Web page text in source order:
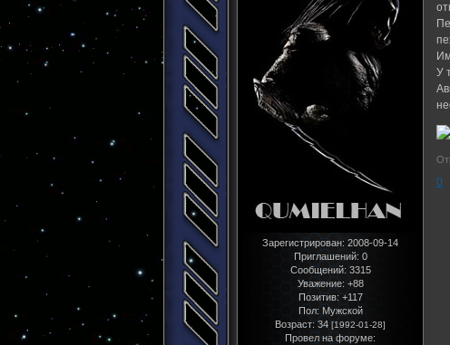
Зарегистрирован: 2008-09-14
Приглашений: 0
Сообщений: 3315
Уважение: +88
Позитив: +117
Пол: Мужской
Возраст: 34 [1992-01-28]
Провел на форуме:
У
0